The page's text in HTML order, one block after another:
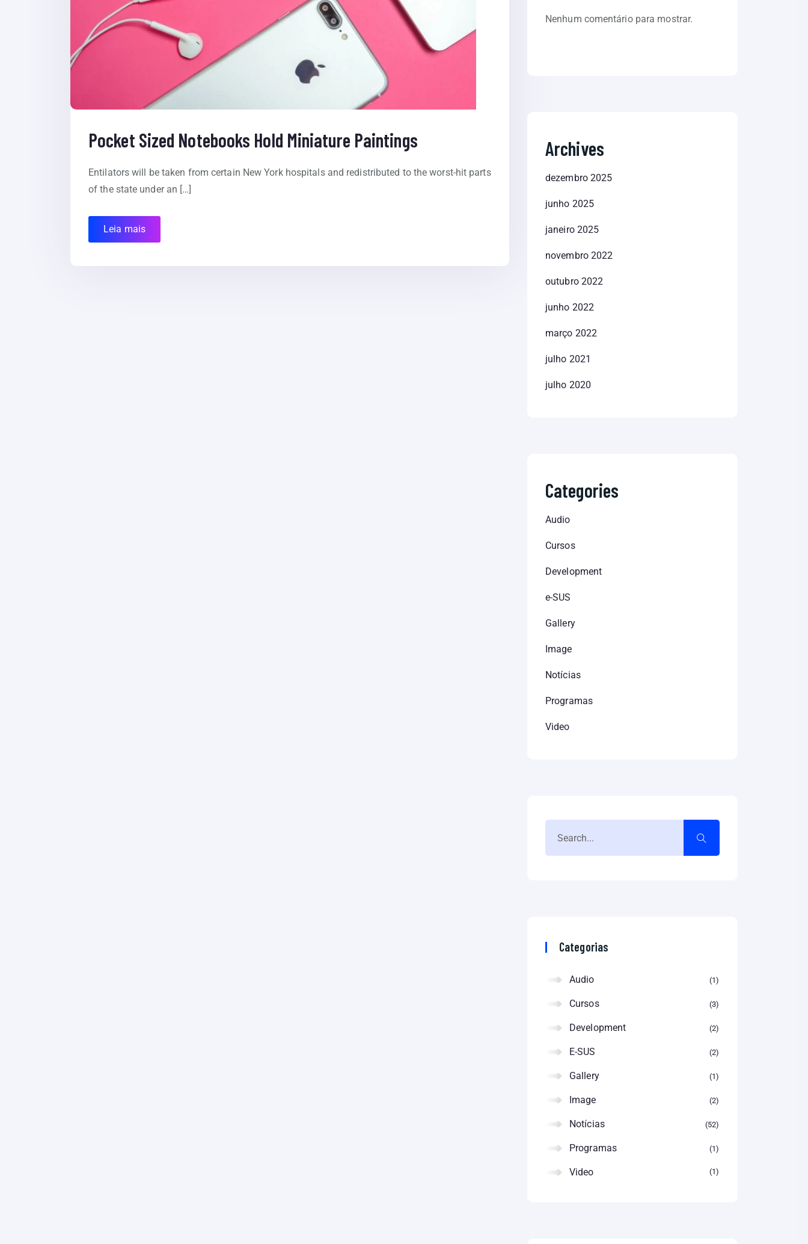
Pocket Sized Notebooks Hold Miniature Paintings
Entilators will be taken from certain New York hospitals and redistributed to the worst-hit parts
of the state under an […]
Leia mais
Nenhum comentário para mostrar.
Archives
dezembro 2025
junho 2025
janeiro 2025
novembro 2022
outubro 2022
junho 2022
março 2022
julho 2021
julho 2020
Categories
Audio
Cursos
Development
e-SUS
Gallery
Image
Notícias
Programas
Video
Categorias
Audio 1
Cursos 3
Development 2
E-SUS 2
Gallery 1
Image 2
Notícias 52
Programas 1
Video 1